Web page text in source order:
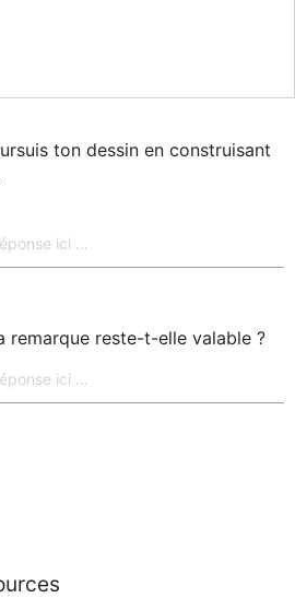
ton dessin en construisant
remarque reste-t-elle valable ?